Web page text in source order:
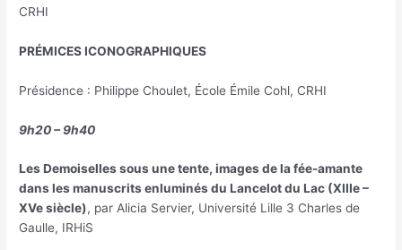
CRHI
PRÉMICES ICONOGRAPHIQUES
Présidence : Philippe Choulet, École Émile Cohl, CRHI
9h20 – 9h40
Les Demoiselles sous une tente, images de la fée-amante
dans les manuscrits enluminés du Lancelot du Lac (XIIIe –
XVe siècle), par Alicia Servier, Université Lille 3 Charles de
Gaulle, IRHiS